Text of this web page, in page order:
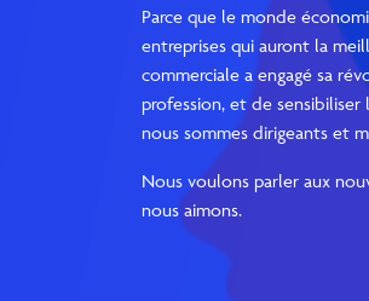
Parce que le monde
entreprises qui auront la
commerciale a engagé sa
profession, et de sensibiliser
nous sommes dirigeants et
Nous voulons parler aux
nous aimons.